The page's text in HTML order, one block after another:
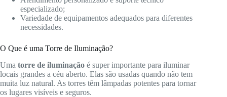
especializado;
Variedade de equipamentos adequados para diferentes
necessidades.
O Que é uma Torre de Iluminação?
Uma torre de iluminação é super importante para iluminar
locais grandes a céu aberto. Elas são usadas quando não tem
muita luz natural. As torres têm lâmpadas potentes para tornar
os lugares visíveis e seguros.